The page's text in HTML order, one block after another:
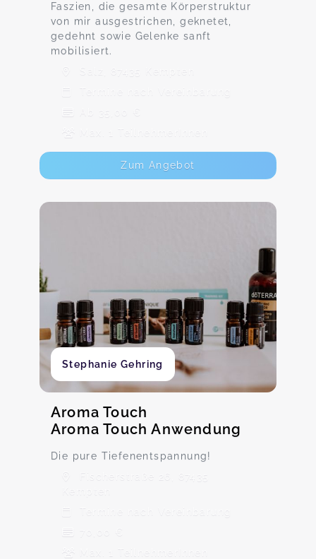
Faszien, die gesamte Körperstruktur
von mir ausgestrichen, geknetet,
gedehnt sowie Gelenke sanft
mobilisiert.
Salz, 87435 Kempten
Termine nach Vereinbarung
Ab 35,00 €
Max. 1 TeilnehmerInnen
Zum Angebot
Stephanie Gehring
Aroma Touch
Aroma Touch Anwendung
Die pure Tiefenentspannung!
Fischerstraße 26, 87435
Kempten
Termine nach Vereinbarung
70,00 €
Max. 1 TeilnehmerInnen